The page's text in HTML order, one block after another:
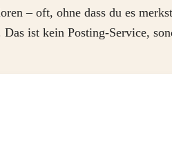
– oft, ohne dass du es
ist kein Posting-Service,